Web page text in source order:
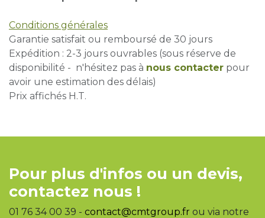
Conditions générales
Garantie satisfait ou remboursé de 30 jours
Expédition : 2-3 jours ouvrables (sous réserve de
disponibilité - n'hésitez pas à nous contacter pour
avoir une estimation des délais)
Prix affichés H.T.
Pour plus d'infos ou un devis,
contactez nous !
01 76 34 00 39 - contact@cmtgroup.fr ou via notre